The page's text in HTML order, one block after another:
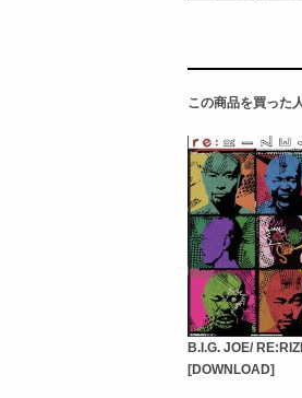
この商品を買った
B.I.G. JOE/
[DOWNLOAD]